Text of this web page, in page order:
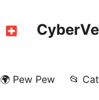
🌍 Pew Pew 📂